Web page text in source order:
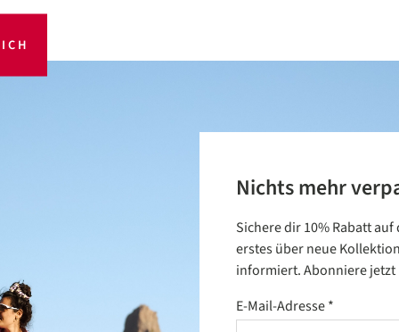
Nichts mehr
Sichere dir 10% Rabatt
erstes über neue
informiert. Abonniere
E-Mail-Adresse*